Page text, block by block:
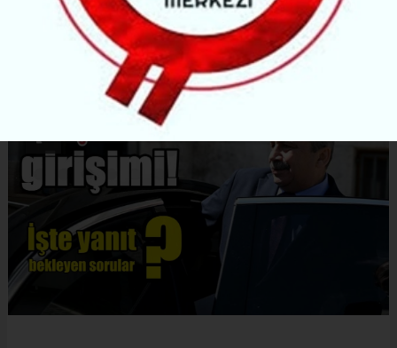
gün önce öldürülmek istendiğini ortaya koydu.
ABONE OL